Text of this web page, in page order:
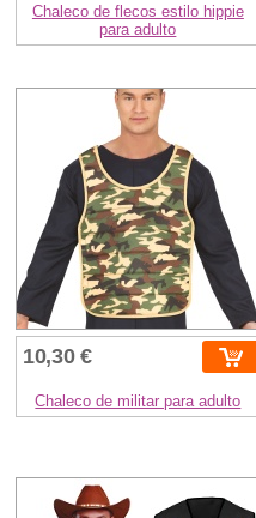
Chaleco de flecos estilo hippie
para adulto
10,30 €
Chaleco de militar para adulto